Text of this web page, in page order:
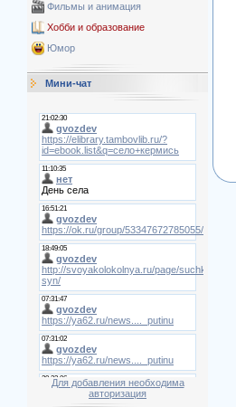
Фильмы и анимация
Хобби и образование
Юмор
Мини-чат
Для добавления необходима
авторизация